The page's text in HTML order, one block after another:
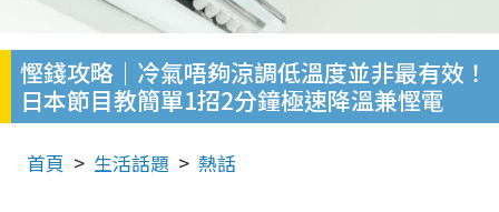
慳錢攻略｜冷氣唔夠涼調低溫度並非最有效！
日本節目教簡單1招2分鐘極速降溫兼慳電
首頁 生活話題 熱話